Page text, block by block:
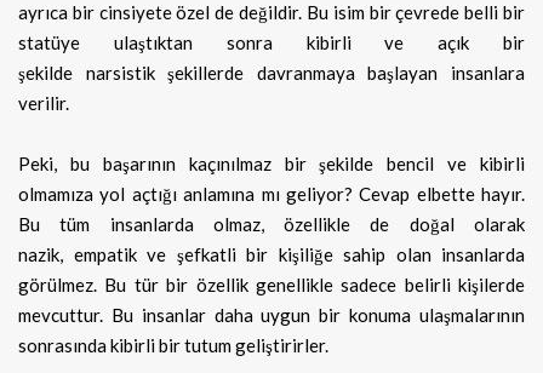
ayrıca bir cinsiyete özel de değildir. Bu isim bir çevrede belli bir
statüye ulaştıktan sonra kibirli ve açık bir
şekilde narsistik şekillerde davranmaya başlayan insanlara
verilir.
Peki, bu başarının kaçınılmaz bir şekilde bencil ve kibirli
olmamıza yol açtığı anlamına mı geliyor? Cevap elbette hayır.
Bu tüm insanlarda olmaz, özellikle de doğal olarak
nazik, empatik ve şefkatli bir kişiliğe sahip olan insanlarda
görülmez. Bu tür bir özellik genellikle sadece belirli kişilerde
mevcuttur. Bu insanlar daha uygun bir konuma ulaşmalarının
sonrasında kibirli bir tutum geliştirirler.